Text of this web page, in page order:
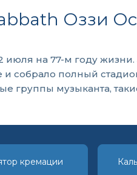
Оззи
на 77-м году жизни.
полный
музыканта, такие
кремации